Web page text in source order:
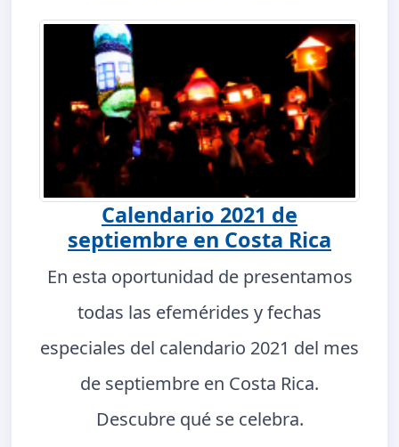
Calendario 2021 de
septiembre en Costa Rica
En esta oportunidad de presentamos
todas las efemérides y fechas
especiales del calendario 2021 del mes
de septiembre en Costa Rica.
Descubre qué se celebra.